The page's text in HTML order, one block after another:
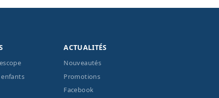
enfants
ACTUALITÉS
Nouveautés
Promotions
Facebook